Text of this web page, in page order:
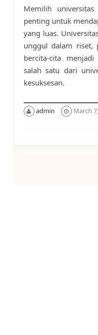
Memilih
penting untuk
yang luas.
unggul dalam riset,
bercita-cita
salah satu dari
kesuksesan.
admin March